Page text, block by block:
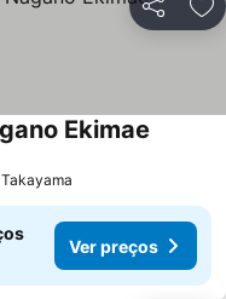
Partilhar
Ekimae
Ver preços